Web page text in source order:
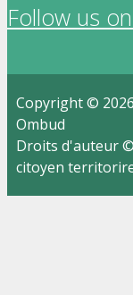
Follow us
Copyright ©
Ombud
Droits d'auteur
citoyen